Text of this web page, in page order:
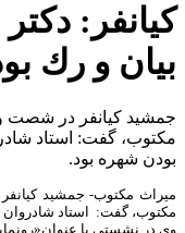
كيانفر:
بيان و رك
جمشيد كيانفر در
مكتوب، گفت: استاد
بودن شهره بود.
ميراث مكتوب- جمشيد
مكتوب، گفت: استاد شادروان
وي در نشستي با